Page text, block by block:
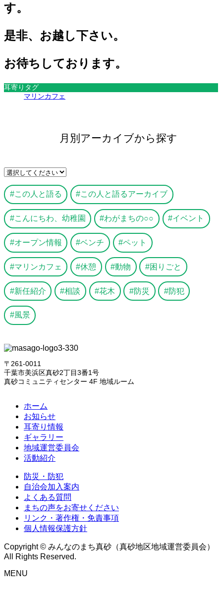
す。
是非、お越し下さい。
お待ちしております。
耳寄りタグ
マリンカフェ
月別アーカイブから探す
この人と語る この人と語るアーカイブ
こんにちわ、幼稚園 わがまちの○○ イベント
オープン情報 ベンチ ペット
マリンカフェ 休憩 動物 困りごと
新任紹介 相談 花木 防災 防犯
風景
〒261-0011
千葉市美浜区真砂2丁目3番1号
真砂コミュニティセンター 4F 地域ルーム
ホーム
お知らせ
耳寄り情報
ギャラリー
地域運営委員会
活動紹介
防災・防犯
自治会加入案内
よくある質問
まちの声をお寄せください
リンク・著作権・免責事項
個人情報保護方針
Copyright © みんなのまち真砂（真砂地区地域運営委員会）
All Rights Reserved.
MENU